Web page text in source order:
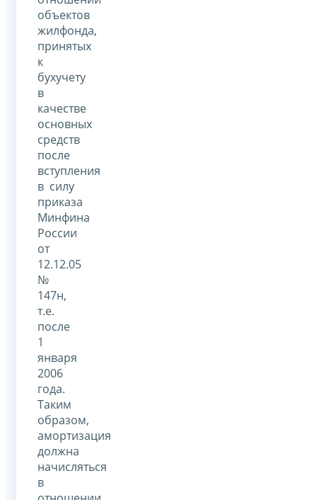
объектов
жилфонда,
принятых
к
бухучету
в
качестве
основных
средств
после
вступления
в силу
приказа
Минфина
России
от
12.12.05
№
147н,
т.е.
после
1
января
2006
года.
Таким
образом,
амортизация
должна
начисляться
в